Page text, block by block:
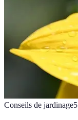
Conseils de jardinage5